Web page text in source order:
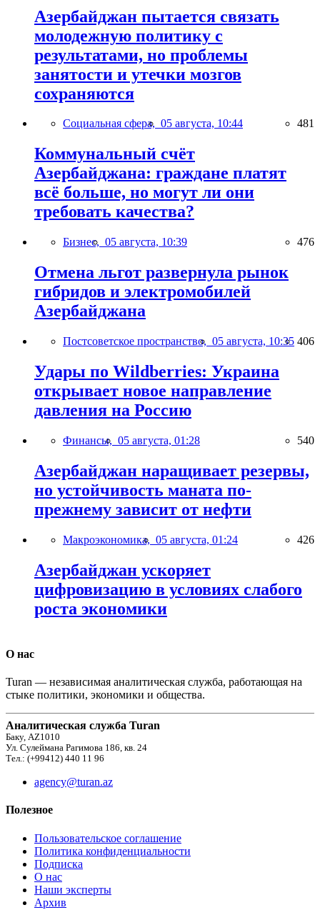
Азербайджан пытается связать
молодежную политику с
результатами, но проблемы
занятости и утечки мозгов
сохраняются
Социальная сфера, 05 августа, 10:44 481
Коммунальный счёт
Азербайджана: граждане платят
всё больше, но могут ли они
требовать качества?
Бизнес, 05 августа, 10:39 476
Отмена льгот развернула рынок
гибридов и электромобилей
Азербайджана
Постсоветское пространство, 05 августа, 10:35 406
Удары по Wildberries: Украина
открывает новое направление
давления на Россию
Финансы, 05 августа, 01:28 540
Азербайджан наращивает резервы,
но устойчивость маната по-
прежнему зависит от нефти
Макроэкономика, 05 августа, 01:24 426
Азербайджан ускоряет
цифровизацию в условиях слабого
роста экономики
О нас
Turan — независимая аналитическая служба, работающая на
стыке политики, экономики и общества.
Аналитическая служба Turan
Баку, AZ1010
Ул. Сулеймана Рагимова 186, кв. 24
Тел.: (+99412) 440 11 96
agency@turan.az
Полезное
Пользовательское соглашение
Политика конфиденциальности
Подписка
О нас
Наши эксперты
Архив